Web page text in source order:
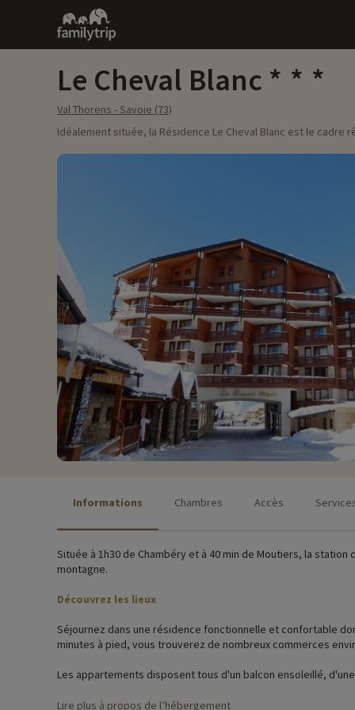
Family
trip
Le Cheval Blanc
Val Thorens - Savoie (73)
Idéalement située, la Résidence Le Cheval Blanc est le
Informations Chambres Accès
Située à 1h30 de Chambéry et à 40 min de Moutiers, la
montagne.
Découvrez les lieux
Séjournez dans une résidence fonctionnelle et confortable
minutes à pied, vous trouverez de nombreux commerces
Les appartements disposent tous d'un balcon ensoleillé,
Lire plus à propos de l’hébergement